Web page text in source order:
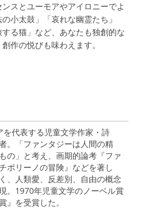
スとユーモアやアイロニーでよ
小太鼓」「哀れな幽霊たち」
する猫」など、あなたも独創的な
作の悦びも味わえます。
代表する児童文学作家・詩
。「ファンタジーは人間の精
の」と考え、画期的論考『ファ
ポリーノの冒険』などを著し
、人類愛、反差別、自由の概念
。1970年児童文学のノーベル賞
』を受賞した。